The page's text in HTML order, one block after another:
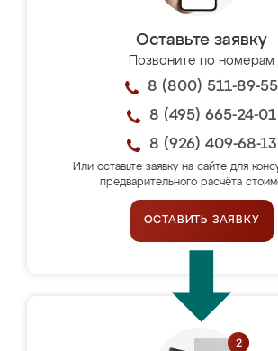
Оставьте заявку
Позвоните по номерам
8 (800) 511-89-55
8 (495) 665-24-01
8 (926) 409-68-13
Или оставьте заявку на сайте для
предварительного расчёта
ОСТАВИТЬ ЗАЯВКУ